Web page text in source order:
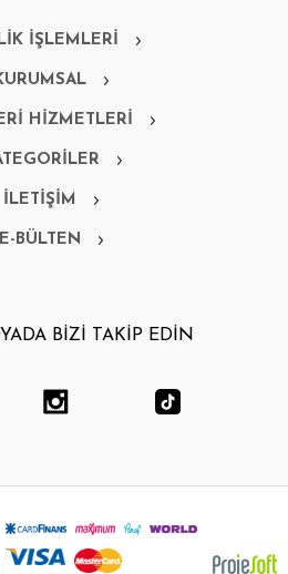
İŞLEMLERİ
HİZMETLERİ
İLETİŞİM
E-BÜLTEN
BİZİ TAKİP EDİN